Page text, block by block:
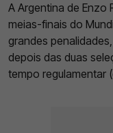
A Argentina de Enzo
meias-finais do
grandes
depois das duas
tempo regulamentar